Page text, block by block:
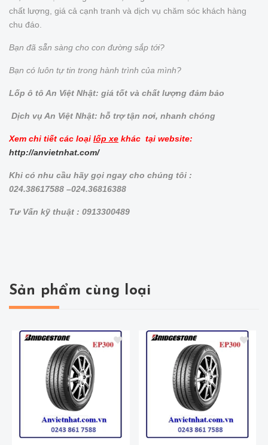
chất lượng, giá cả cạnh tranh và dịch vụ chăm sóc khách hàng
chu đáo.
Bạn đã sẵn sàng cho con đường sắp tới?
Bạn có luôn tự tin trong hành trình của mình?
Lốp ô tô An Việt Nhật: giá tốt và chất lượng đảm bảo
Dịch vụ An Việt Nhật: hỗ trợ tận nơi, nhanh chóng
Xem chi tiết các loại lốp xe khác tại website:
http://anvietnhat.com/
Khi có nhu cầu hãy gọi ngay cho chúng tôi :
024.38617588 –024.36816388
Tư Vấn kỹ thuật : 0913300489
Sản phẩm cùng loại